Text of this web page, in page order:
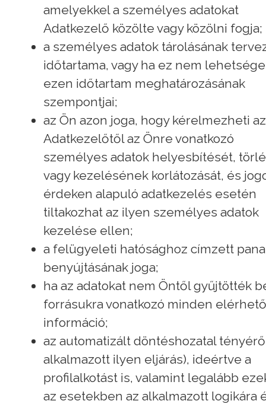
amelyekkel a személyes adatokat
Adatkezelő közölte vagy közölni fogja;
a személyes adatok tárolásának
időtartama, vagy ha ez nem
ezen időtartam meghatározásának
szempontjai;
az Ön azon joga, hogy kérelmezheti az
Adatkezelőtől az Önre vonatkozó
személyes adatok helyesbítését,
vagy kezelésének korlátozását, és
érdeken alapuló adatkezelés esetén
tiltakozhat az ilyen személyes adatok
kezelése ellen;
a felügyeleti hatósághoz címzett
benyújtásának joga;
ha az adatokat nem Öntől gyűjtötték
forrásukra vonatkozó minden elérhető
információ;
az automatizált döntéshozatal
alkalmazott ilyen eljárás), ideértve a
profilalkotást is, valamint legalább
az esetekben az alkalmazott logikára